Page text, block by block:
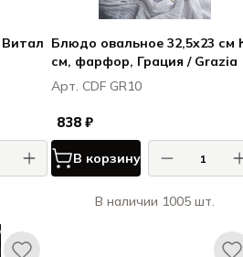
Блюдо овальное 32,5x23 см
см, фарфор, Грация / Grazia
Арт. CDF GR10
838 ₽
В корзину
В наличии 1005 шт.